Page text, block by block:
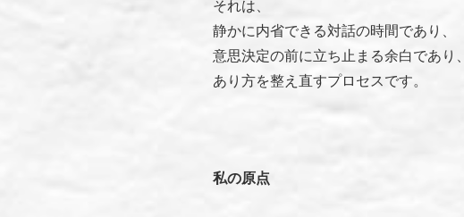
それは、
静かに内省できる対話の時間であり、
意思決定の前に立ち止まる余白であり、
あり方を整え直すプロセスです。
私の原点